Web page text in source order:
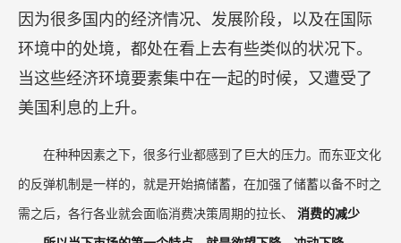
费行业中，创业者穿越周期的本质规律。
以下为江南春演讲内容节选，经创业家&i黑马编
辑：
去年是不确定性最深刻也是最切身的一年。有人
问，中国会不会遭遇与上世纪80年代的日本同样的
经济挑战环境？我觉得他们这么想是可以理解的，